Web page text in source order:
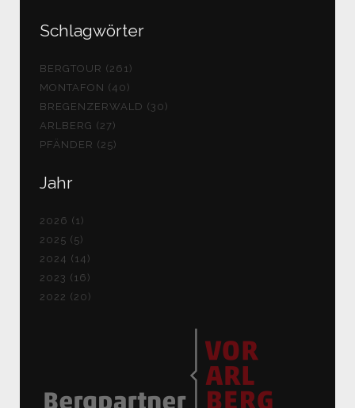
Schlagwörter
BERGTOUR (261)
MONTAFON (40)
BREGENZERWALD (30)
ARLBERG (27)
PFÄNDER (25)
Jahr
2026 (1)
2025 (5)
2024 (14)
2023 (16)
2022 (20)